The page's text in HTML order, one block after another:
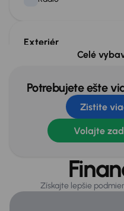
Exteriér
Pozdĺžné strešné nosiče
Infotainment
Hlasové ovládanie
Celé
Potrebujete ešte
Zistite
Volajte
Získajte lepšie